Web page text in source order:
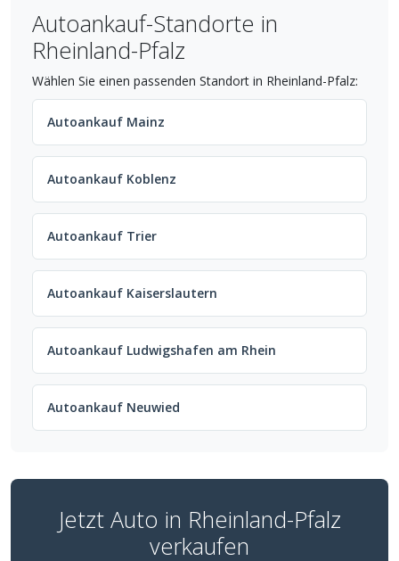
Autoankauf-Standorte in
Rheinland-Pfalz
Wählen Sie einen passenden Standort in Rheinland-Pfalz:
Autoankauf Mainz
Autoankauf Koblenz
Autoankauf Trier
Autoankauf Kaiserslautern
Autoankauf Ludwigshafen am Rhein
Autoankauf Neuwied
Jetzt Auto in Rheinland-Pfalz
verkaufen